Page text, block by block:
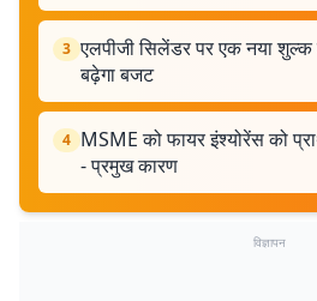
3 एलपीजी सिलेंडर पर एक नया शुल्क
बढ़ेगा बजट
4 MSME को फायर इंश्योरेंस को
- प्रमुख कारण
विज्ञापन